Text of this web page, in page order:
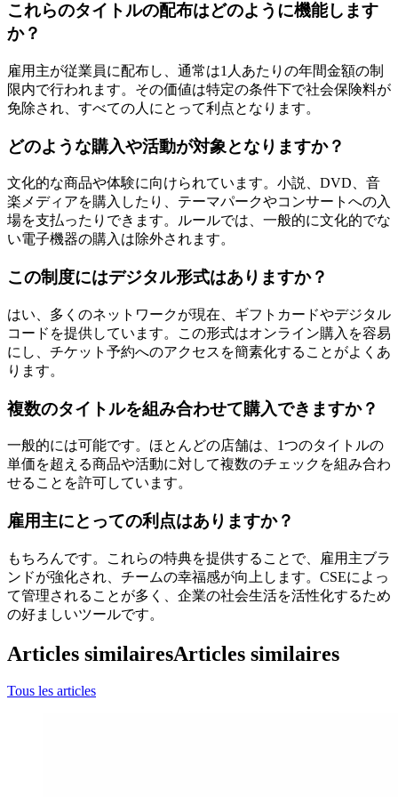
これらのタイトルの配布はどのように機能します
か？
雇用主が従業員に配布し、通常は1人あたりの年間金額の制
限内で行われます。その価値は特定の条件下で社会保険料が
免除され、すべての人にとって利点となります。
どのような購入や活動が対象となりますか？
文化的な商品や体験に向けられています。小説、DVD、音
楽メディアを購入したり、テーマパークやコンサートへの入
場を支払ったりできます。ルールでは、一般的に文化的でな
い電子機器の購入は除外されます。
この制度にはデジタル形式はありますか？
はい、多くのネットワークが現在、ギフトカードやデジタル
コードを提供しています。この形式はオンライン購入を容易
にし、チケット予約へのアクセスを簡素化することがよくあ
ります。
複数のタイトルを組み合わせて購入できますか？
一般的には可能です。ほとんどの店舗は、1つのタイトルの
単価を超える商品や活動に対して複数のチェックを組み合わ
せることを許可しています。
雇用主にとっての利点はありますか？
もちろんです。これらの特典を提供することで、雇用主ブラ
ンドが強化され、チームの幸福感が向上します。CSEによっ
て管理されることが多く、企業の社会生活を活性化するため
の好ましいツールです。
Articles similairesArticles similaires
Tous les articles